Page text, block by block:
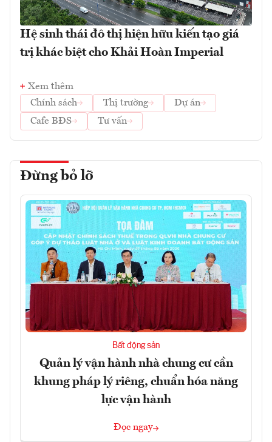
Hệ sinh thái đô thị hiện hữu kiến tạo giá
trị khác biệt cho Khải Hoàn Imperial
Xem thêm
Chính sách
Thị trường
Dự án
Cafe BĐS
Tư vấn
Đừng bỏ lỡ
Bất động sản
Quản lý vận hành nhà chung cư cần
khung pháp lý riêng, chuẩn hóa năng
lực vận hành
Đọc ngay